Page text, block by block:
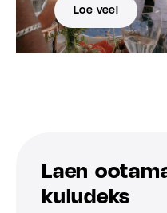
Loe veel
Laen
kuludeks